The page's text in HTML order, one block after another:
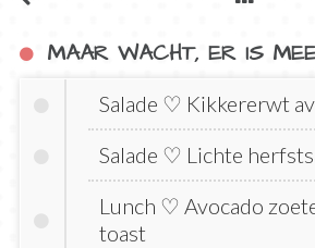
MAAR WACHT, ER IS
Salade ♡ Kikkererwt
Salade ♡ Lichte
Lunch ♡ Avocado
toast